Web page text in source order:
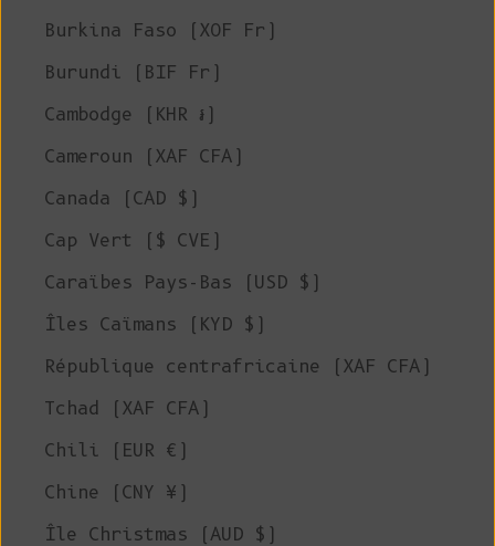
Burkina Faso (XOF Fr)
Burundi (BIF Fr)
Cambodge (KHR ៛)
Cameroun (XAF CFA)
Canada (CAD $)
Cap Vert ($ CVE)
Caraïbes Pays-Bas (USD $)
Îles Caïmans (KYD $)
République centrafricaine (XAF CFA)
Tchad (XAF CFA)
Chili (EUR €)
Chine (CNY ¥)
Île Christmas (AUD $)